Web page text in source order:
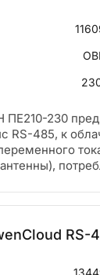
230
RS-485, к